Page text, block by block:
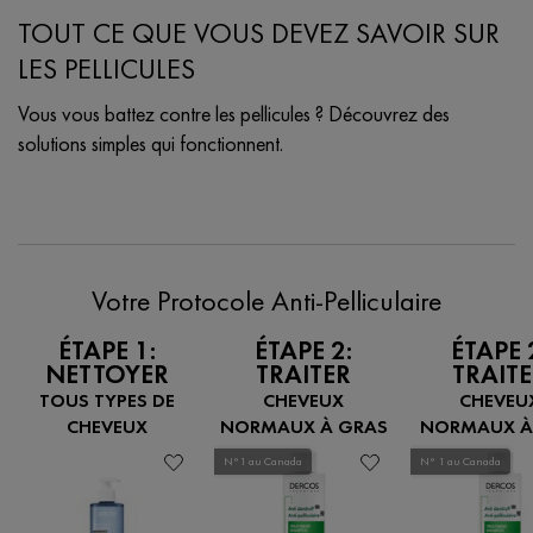
TOUT CE QUE VOUS DEVEZ SAVOIR SUR
LES PELLICULES
Vous vous battez contre les pellicules ? Découvrez des
solutions simples qui fonctionnent.
Votre Protocole Anti-Pelliculaire
ÉTAPE 1:
NETTOYER
TOUS TYPES DE
CHEVEUX
ÉTAPE 2:
TRAITER
CHEVEUX
NORMAUX À GRAS
N°1 au Canada
ÉTAPE
NORMAUX À
N° 1 au Canada